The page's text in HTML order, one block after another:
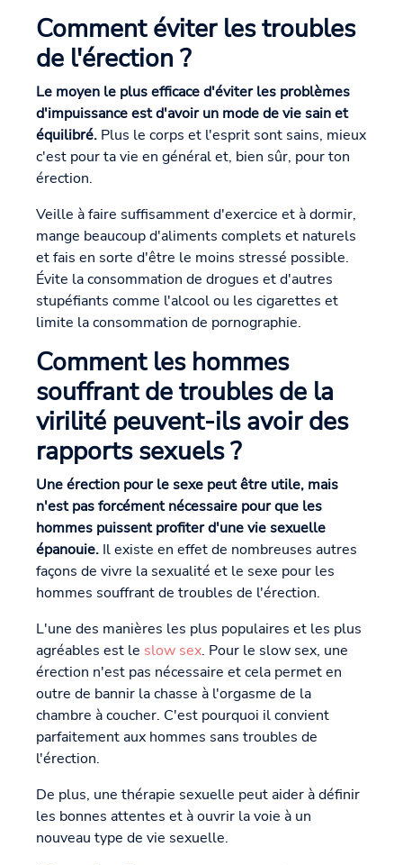
Comment éviter les troubles
de l'érection ?
Le moyen le plus efficace d'éviter les problèmes
d'impuissance est d'avoir un mode de vie sain et
équilibré. Plus le corps et l'esprit sont sains, mieux
c'est pour ta vie en général et, bien sûr, pour ton
érection.
Veille à faire suffisamment d'exercice et à dormir,
mange beaucoup d'aliments complets et naturels
et fais en sorte d'être le moins stressé possible.
Évite la consommation de drogues et d'autres
stupéfiants comme l'alcool ou les cigarettes et
limite la consommation de pornographie.
Comment les hommes
souffrant de troubles de la
virilité peuvent-ils avoir des
rapports sexuels ?
Une érection pour le sexe peut être utile, mais
n'est pas forcément nécessaire pour que les
hommes puissent profiter d'une vie sexuelle
épanouie. Il existe en effet de nombreuses autres
façons de vivre la sexualité et le sexe pour les
hommes souffrant de troubles de l'érection.
L'une des manières les plus populaires et les plus
agréables est le slow sex. Pour le slow sex, une
érection n'est pas nécessaire et cela permet en
outre de bannir la chasse à l'orgasme de la
chambre à coucher. C'est pourquoi il convient
parfaitement aux hommes sans troubles de
l'érection.
De plus, une thérapie sexuelle peut aider à définir
les bonnes attentes et à ouvrir la voie à un
nouveau type de vie sexuelle.